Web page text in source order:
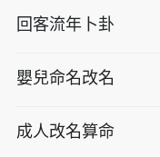
回客流年卜卦
嬰兒命名改名
成人改名算命